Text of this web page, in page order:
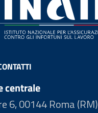
centrale
6, 00144 Roma (RM)